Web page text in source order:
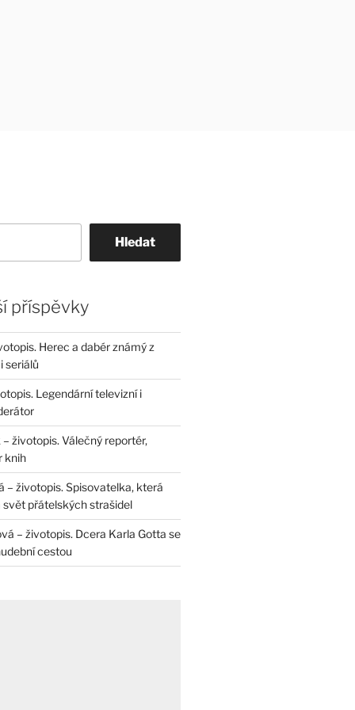
Hledat
příspěvky
Herec a dabér známý z
seriálů
Legendární televizní i
životopis. Válečný reportér,
knih
– životopis. Spisovatelka, která
přátelských strašidel
– životopis. Dcera Karla Gotta se
cestou